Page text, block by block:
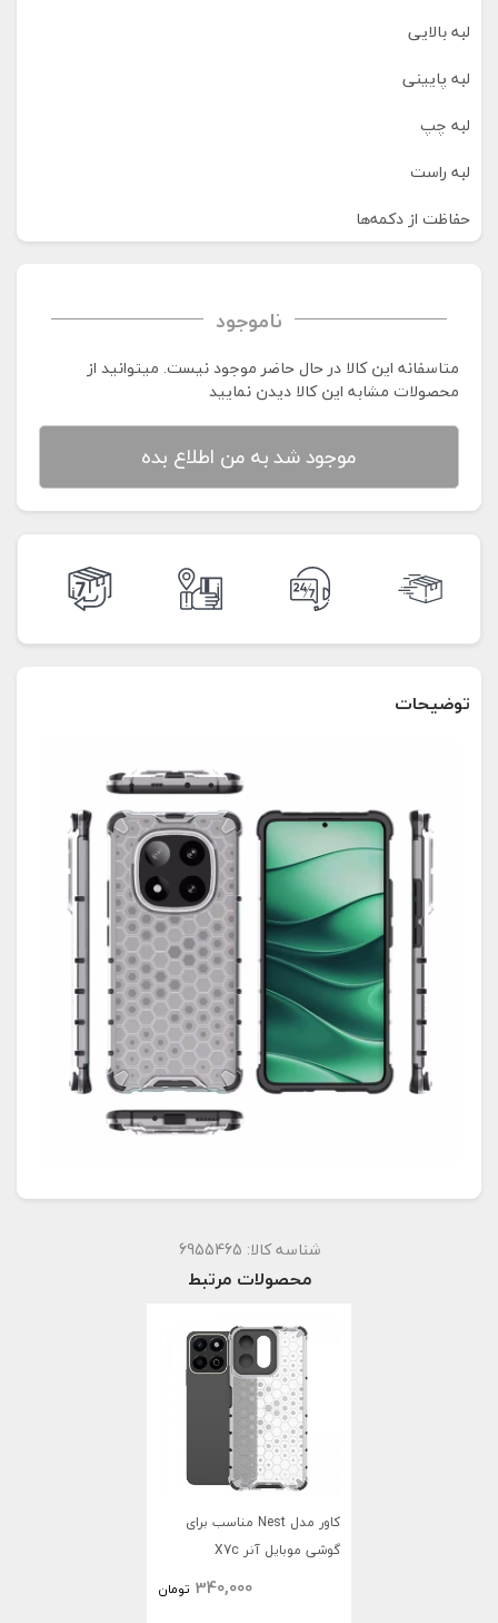
لبه بالایی
لبه پایینی
لبه چپ
لبه راست
حفاظت از دکمه‌ها
ناموجود
متاسفانه این کالا در حال حاضر موجود نیست. می‍توانید از
محصولات مشابه این کالا دیدن نمایید
موجود شد به من اطلاع بده
توضیحات
شناسه کالا: 6955465
محصولات مرتبط
کاور مدل Nest مناسب برای
گوشی موبایل آنر X7c
340,000 تومان